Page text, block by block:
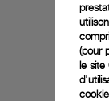
(pour
le site